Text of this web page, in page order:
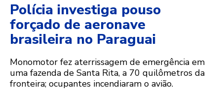
Polícia investiga pouso
forçado de aeronave
brasileira no Paraguai
Monomotor fez aterrissagem de emergência em
uma fazenda de Santa Rita, a 70 quilômetros da
fronteira; ocupantes incendiaram o avião.